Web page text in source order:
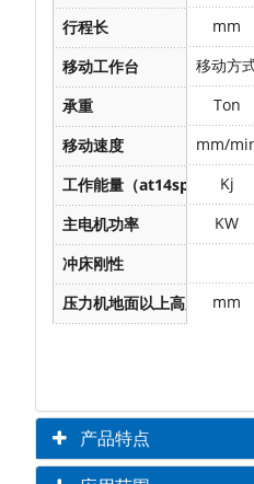
mm
移动方
Ton
mm/
Kj
KW
mm
行程长
移动工作台
承重
移动速度
工作能量（at14spm）
主电机功率
冲床刚性
压力机地面以上高度
产品特点